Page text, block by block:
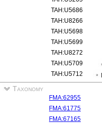
TAH:U5686
TAH:U8266
TAH:U5698
TAH:U5699
TAH:U8272
TAH:U5709
TAH:U5712
Taxonomy
FMA:62955
FMA:61775
FMA:67165